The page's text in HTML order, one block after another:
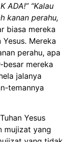
ADA!” “Kalau
kanan perahu,
biasa mereka
Mereka
perahu, apa
mereka
jalanya
temannya
Yesus
mujizat yang